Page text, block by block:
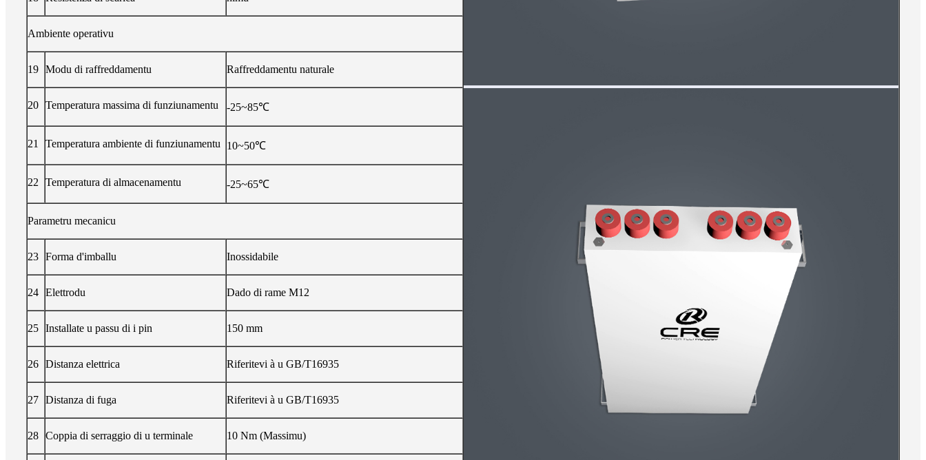
Ambiente operativu
19 Modu di raffreddamentu Raffreddamentu naturale
20 Temperatura massima di funziunamentu -25~85℃
21 Temperatura ambiente di funziunamentu 10~50℃
22 Temperatura di almacenamentu -25~65℃
Parametru mecanicu
23 Forma d'imballu Inossidabile
24 Elettrodu Dado di rame M12
25 Installate u passu di i pin 150 mm
26 Distanza elettrica Riferitevi à u GB/T16935
27 Distanza di fuga Riferitevi à u GB/T16935
28 Coppia di serraggio di u terminale 10 Nm (Massimu)